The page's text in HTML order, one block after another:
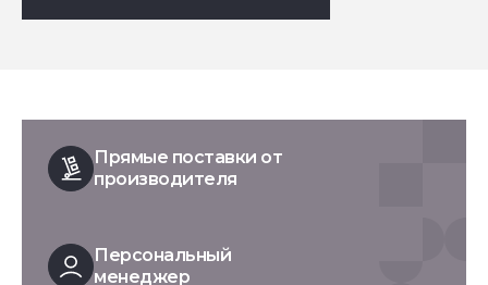
Прямые поставки от
производителя
Персональный
менеджер